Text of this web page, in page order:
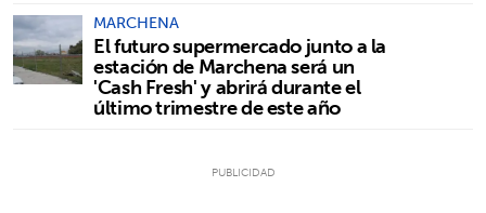
MARCHENA
El futuro supermercado junto a la
estación de Marchena será un
'Cash Fresh' y abrirá durante el
último trimestre de este año